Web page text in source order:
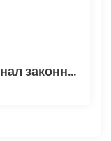
Конституционный суд признал законным порядок начисления утильсбора при ввозе автомобилей